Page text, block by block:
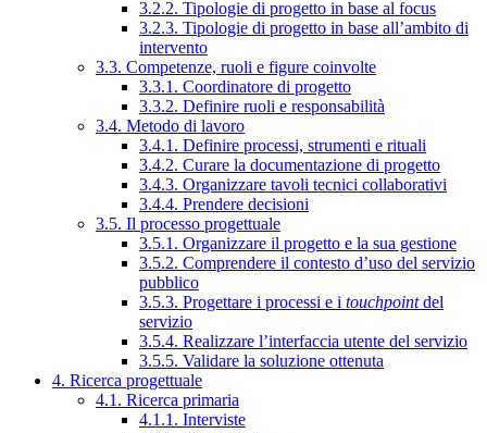
3.2.2. Tipologie di progetto in base al focus
3.2.3. Tipologie di progetto in base all’ambito di
intervento
3.3. Competenze, ruoli e figure coinvolte
3.3.1. Coordinatore di progetto
3.3.2. Definire ruoli e responsabilità
3.4. Metodo di lavoro
3.4.1. Definire processi, strumenti e rituali
3.4.2. Curare la documentazione di progetto
3.4.3. Organizzare tavoli tecnici collaborativi
3.4.4. Prendere decisioni
3.5. Il processo progettuale
3.5.1. Organizzare il progetto e la sua gestione
3.5.2. Comprendere il contesto d’uso del servizio
pubblico
3.5.3. Progettare i processi e i touchpointdel
servizio
3.5.4. Realizzare l’interfaccia utente del servizio
3.5.5. Validare la soluzione ottenuta
4. Ricerca progettuale
4.1. Ricerca primaria
4.1.1. Interviste